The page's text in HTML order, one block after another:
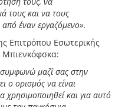
τους και να τους
έναν εργαζόμενο».
Επιτρόπου Εσωτερικής
Μπιενκόφσκα:
μαζί σας στην
ο ορισμός να είναι
χρησιμοποιηθεί και για αυτό